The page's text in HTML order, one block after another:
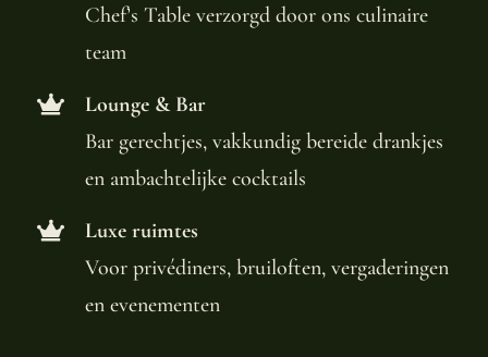
Chef’s Table verzorgd door ons culinaire
team
Lounge & Bar
Bar gerechtjes, vakkundig bereide drankjes
en ambachtelijke cocktails
Luxe ruimtes
Voor privédiners, bruiloften, vergaderingen
en evenementen